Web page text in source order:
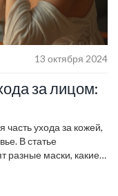
13 октября 2024
за лицом:
ухода за кожей,
В статье
разные маски, какие